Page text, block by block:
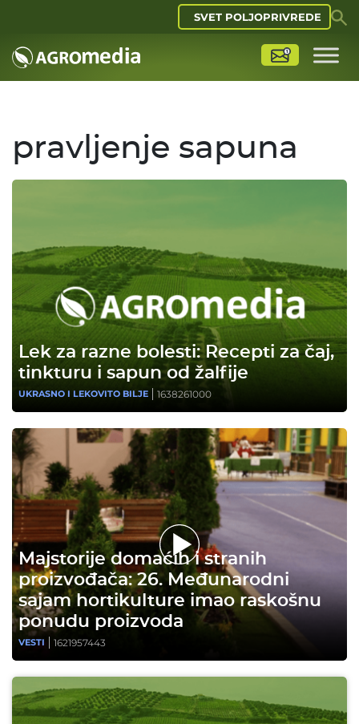
SVET POLJOPRIVREDE
pravljenje sapuna
Lek za razne bolesti: Recepti za čaj,
tinkturu i sapun od žalfije
UKRASNO I LEKOVITO BILJE 1638261000
Majstorije domaćih i stranih
proizvođača: 26. Međunarodni
sajam hortikulture imao raskošnu
ponudu proizvoda
VESTI 1621957443